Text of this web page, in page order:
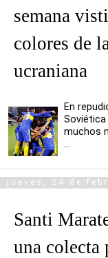
semana
colores de
ucraniana
En
Soviética
muchos
...
jueves, 24 de
Santi
una colecta